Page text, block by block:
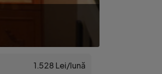
1.528 Lei/lună